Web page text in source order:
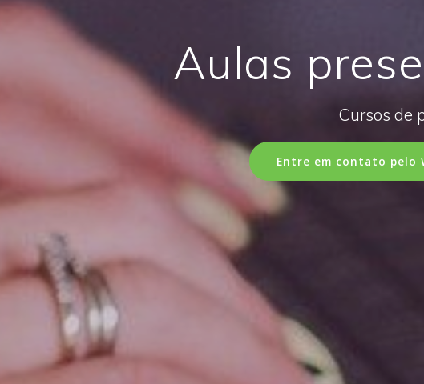
Aulas
Cursos de
Entre em contato pelo